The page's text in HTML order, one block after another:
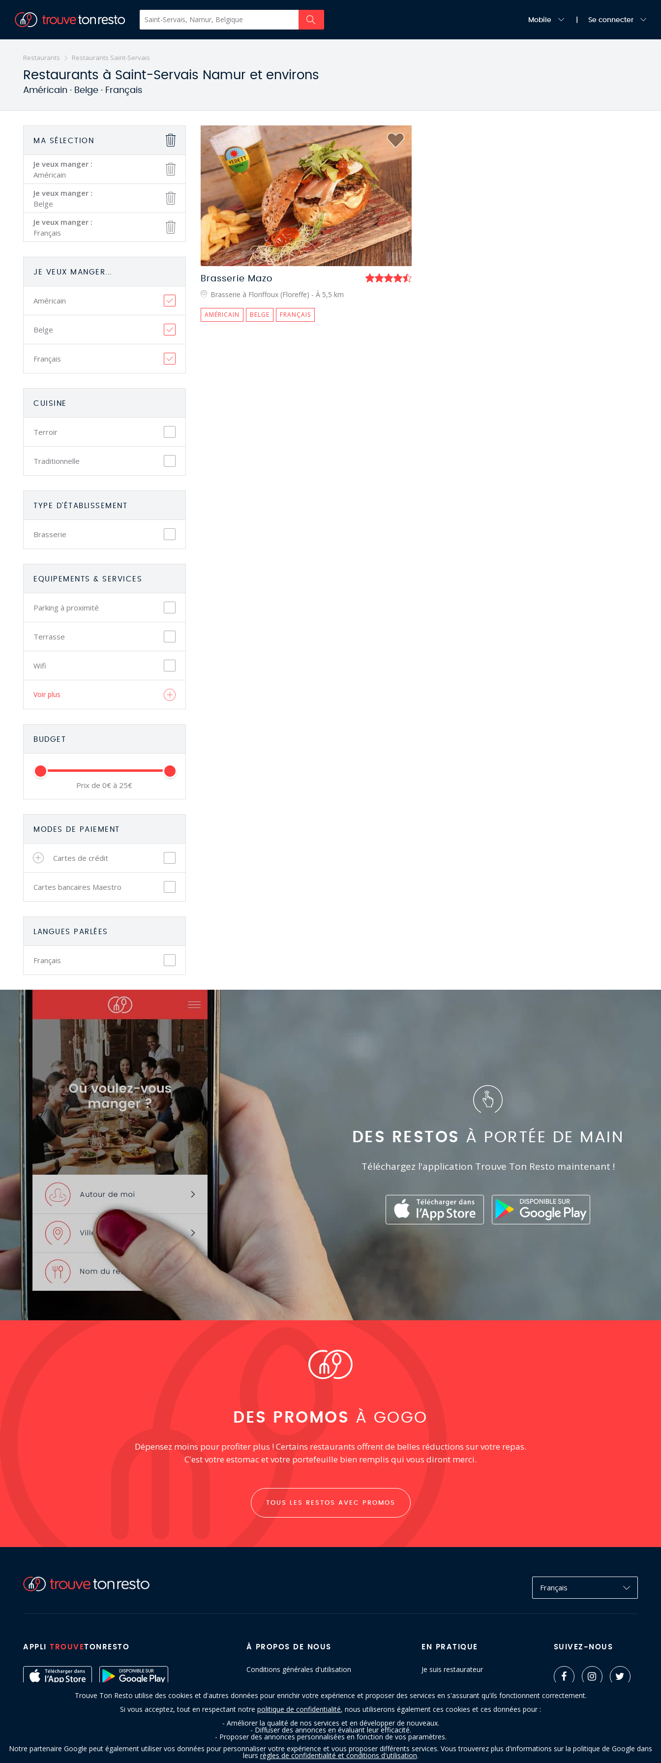
Mobile Se connecter
Restaurants Restaurants Saint-Servais
Restaurants à Saint-Servais Namur et environs
Américain · Belge · Français
MA SÉLECTION
Je veux manger :
Américain
Je veux manger :
Belge
Je veux manger :
Français
JE VEUX MANGER...
Américain
Belge
Français
CUISINE
Terroir
Traditionnelle
TYPE D'ÉTABLISSEMENT
Brasserie
EQUIPEMENTS & SERVICES
Parking à proximité
Terrasse
Wifi
Voir plus
BUDGET
Prix de 0€ à 25€
MODES DE PAIEMENT
Cartes de crédit
Cartes bancaires Maestro
LANGUES PARLÉES
Français
Brasserie Mazo
Brasserie à Floriffoux (Floreffe) - À 5,5 km
AMÉRICAIN BELGE FRANÇAIS
DES RESTOS À PORTÉE DE MAIN
Téléchargez l'application Trouve Ton Resto maintenant !
DES PROMOS À GOGO
Dépensez moins pour profiter plus ! Certains restaurants offrent de belles réductions sur votre repas.
C'est votre estomac et votre portefeuille bien remplis qui vous diront merci.
TOUS LES RESTOS AVEC PROMOS
Trouve Ton Resto utilise des cookies et d'autres données pour enrichir votre expérience et proposer des services en s'assurant qu'ils fonctionnent correctement.
Si vous acceptez, tout en respectant notre politique de confidentialité, nous utiliserons également ces cookies et ces données pour :
- Améliorer la qualité de nos services et en développer de nouveaux.
- Diffuser des annonces en évaluant leur efficacité.
- Proposer des annonces personnalisées en fonction de vos paramètres.
Notre partenaire Google peut également utiliser vos données pour personnaliser votre expérience et vous proposer différents services. Vous trouverez plus d'informations sur la politique de Google dans
leurs règles de confidentialité et conditions d'utilisation.
Français
APPLI TROUVETONRESTO À PROPOS DE NOUS
Conditions générales d'utilisation
Blog
EN PRATIQUE
Je suis restaurateur
SUIVEZ-NOUS
Copyright © 2016 - 2026 trouvetonresto.be ‐ Tous droits réservés | JDC Resto SRL | Rue de Mettet 12 - 5640 Mettet (Belgique)